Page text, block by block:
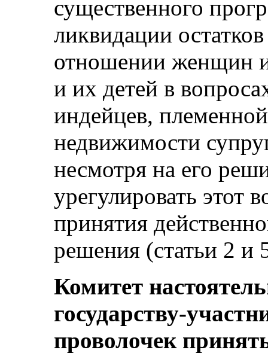
существенного
ликвидации
отношении женщин
и их детей в
индейцев,
недвижимости
несмотря на его
урегулировать этот
принятия
решения (статьи 2 и
Комитет
государству-
проволочек